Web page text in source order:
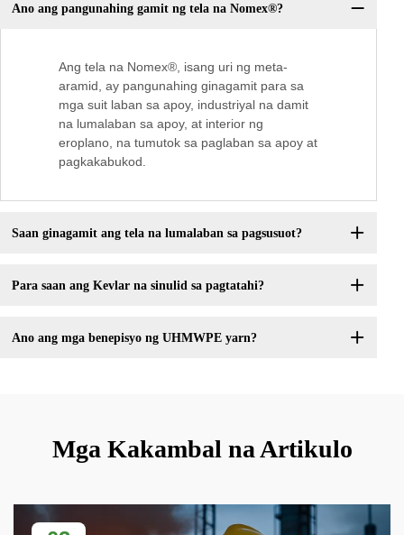
Ano ang pangunahing gamit ng tela na Nomex®?
Ang tela na Nomex®, isang uri ng meta-
aramid, ay pangunahing ginagamit para sa
mga suit laban sa apoy, industriyal na damit
na lumalaban sa apoy, at interior ng
eroplano, na tumutok sa paglaban sa apoy at
pagkakabukod.
Saan ginagamit ang tela na lumalaban sa pagsusuot?
Para saan ang Kevlar na sinulid sa pagtatahi?
Ano ang mga benepisyo ng UHMWPE yarn?
Mga Kakambal na Artikulo